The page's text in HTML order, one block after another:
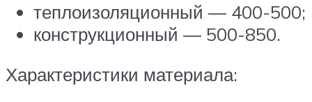
теплоизоляционный — 400-500;
конструкционный — 500-850.
Характеристики материала: